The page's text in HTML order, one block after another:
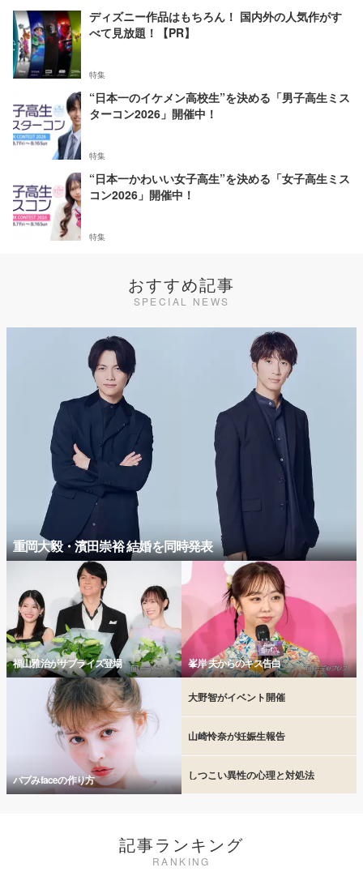
ディズニー作品はもちろん！ 国内外の人気作がす
べて見放題！【PR】
特集
“日本一のイケメン高校生”を決める「男子高生ミス
ターコン2026」開催中！
特集
“日本一かわいい女子高生”を決める「女子高生ミス
コン2026」開催中！
特集
おすすめ記事
SPECIAL NEWS
重岡大毅・濱田崇裕 結婚を同時発表
福山雅治がサプライズ登場 峯岸 夫からのキス告白
バブみfaceの作り方
大野智がイベント開催
山崎怜奈が妊娠生報告
しつこい異性の心理と対処法
記事ランキング
RANKING